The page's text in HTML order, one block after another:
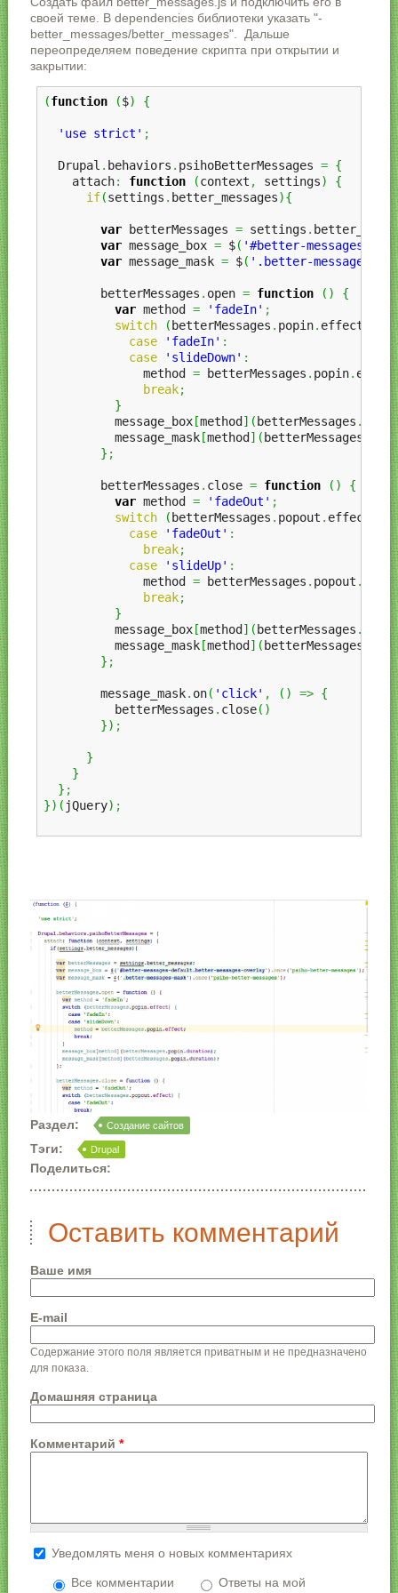
своей теме. В dependencies библиотеки указать "-
better_messages/better_messages". Дальше
переопределяем поведение скрипта при открытии и
закрытии:
(function ($) {
'use strict' ;
  Drupal
. behaviors . psihoBetterMessages = {
    attach
: function (context , settings)
{
if(settings . better_messages){
var betterMessages = settings .
var message_box = $( '#better-messages-
var message_mask = $( '.better-messages-
        betterMessages
. open = function ( )
{
var method = 'fadeIn' ;
switch
( betterMessages . popin. effect
case
'fadeIn' :
case
'slideDown' :
              method
= betterMessages . popin. effect
break;
}
          message_box
[method ] ( betterMessages .
popin
          message_mask
[method ] ( betterMessages
} ;
        betterMessages
. close = function ( )
{
var method = 'fadeOut' ;
switch
( betterMessages . popout . effect
{
case
'fadeOut' :
break;
case
'slideUp' :
              method
= betterMessages . popout .
break;
}
          message_box
[method ] ( betterMessages .
          message_mask
[method ] ( betterMessages
} ;
        message_mask
. on( 'click' , ( ) => {
          betterMessages
. close( )
}) ;
}
}
} ;
}) ( jQuery) ;
Раздел: Создание сайтов
Тэги: Drupal
Поделиться:
Оставить комментарий
Ваше имя
E-mail
Содержание этого поля является приватным и не предназначено
для показа.
Домашняя страница
Комментарий *
Более подробная информация о текстовых
форматах
Уведомлять меня о новых комментариях
Все комментарии
Ответы на мой